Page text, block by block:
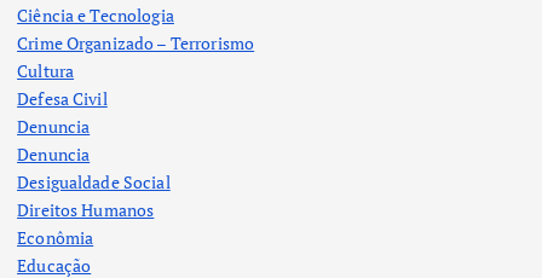
Ciência e Tecnologia
Crime Organizado – Terrorismo
Cultura
Defesa Civil
Denuncia
Denuncia
Desigualdade Social
Direitos Humanos
Econômia
Educação